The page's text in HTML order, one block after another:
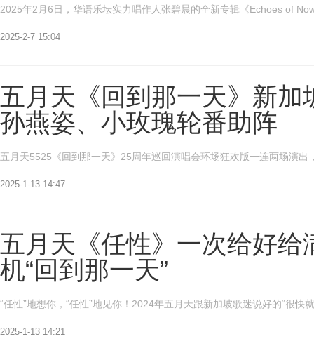
2025年2月6日，华语乐坛实力唱作人张碧晨的全新专辑《Echoes of
2025-2-7 15:04
五月天《回到那一天》新
孙燕姿、小玫瑰轮番助阵
五月天5525《回到那一天》25周年巡回演唱会环场狂欢版一连两场演
2025-1-13 14:47
五月天《任性》一次给好
机“回到那一天”
“任性”地想你，“任性”地见你！2024年五月天跟新加坡歌迷说好的“很
2025-1-13 14:21